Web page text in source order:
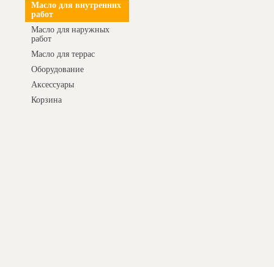
Масло для внутренних
работ
Масло для наружных
работ
Масло для террас
Оборудование
Аксессуары
Корзина